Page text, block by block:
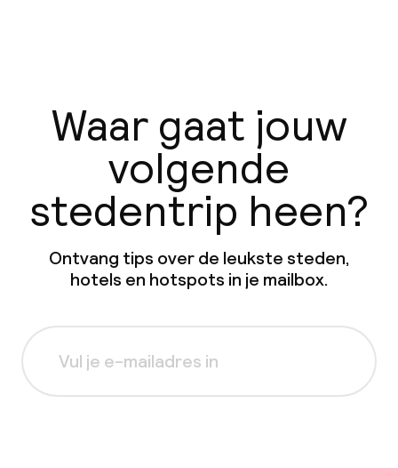
Waar gaat jouw
volgende
stedentrip heen?
Ontvang tips over de leukste steden,
hotels en hotspots in je mailbox.